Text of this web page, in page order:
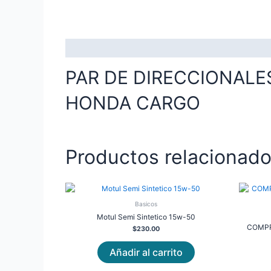
PAR DE
HONDA CARGO
Productos
Basicos
Motul Semi Sintetico 15w-50
$230.00
Añadir al carrito